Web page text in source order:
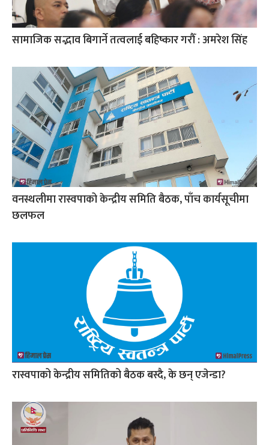
सामाजिक सद्भाव बिगार्ने तत्वलाई बहिष्कार गरौँ : अमरेश सिंह
वनस्थलीमा रास्वपाको केन्द्रीय समिति बैठक, पाँच कार्यसूचीमा
छलफल
रास्वपाको केन्द्रीय समितिको बैठक बस्दै, के छन् एजेन्डा?